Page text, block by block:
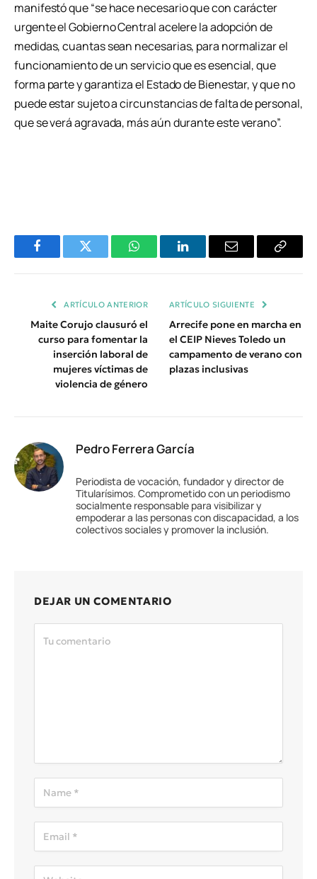
manifestó que “se hace necesario que con carácter
urgente el Gobierno Central acelere la adopción de
medidas, cuantas sean necesarias, para normalizar el
funcionamiento de un servicio que es esencial, que
forma parte y garantiza el Estado de Bienestar, y que no
puede estar sujeto a circunstancias de falta de personal,
que se verá agravada, más aún durante este verano”.
FacebookTwitter WhatsAppLinkedInEmail
Copiar
ARTÍCULO ANTERIOR
Maite Corujo clausuró el
curso para fomentar la
inserción laboral de
mujeres víctimas de
violencia de género
ARTÍCULO SIGUIENTE
Arrecife pone en marcha en
el CEIP Nieves Toledo un
campamento de verano con
plazas inclusivas
Pedro Ferrera García
Periodista de vocación, fundador y director de
Titularísimos. Comprometido con un periodismo
socialmente responsable para visibilizar y
empoderar a las personas con discapacidad, a los
colectivos sociales y promover la inclusión.
DEJAR UN COMENTARIO